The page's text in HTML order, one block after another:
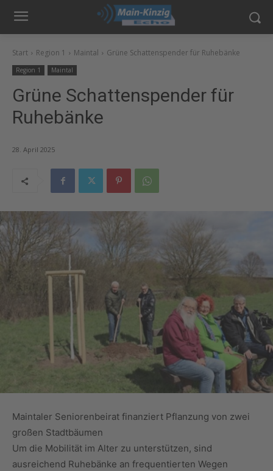
Start Region 1 Maintal Grüne Schattenspender für Ruhebänke
Region 1 Maintal
Grüne Schattenspender für
Ruhebänke
28. April 2025
Maintaler Seniorenbeirat finanziert Pflanzung von zwei
großen Stadtbäumen
Um die Mobilität im Alter zu unterstützen, sind
ausreichend Ruhebänke an frequentierten Wegen